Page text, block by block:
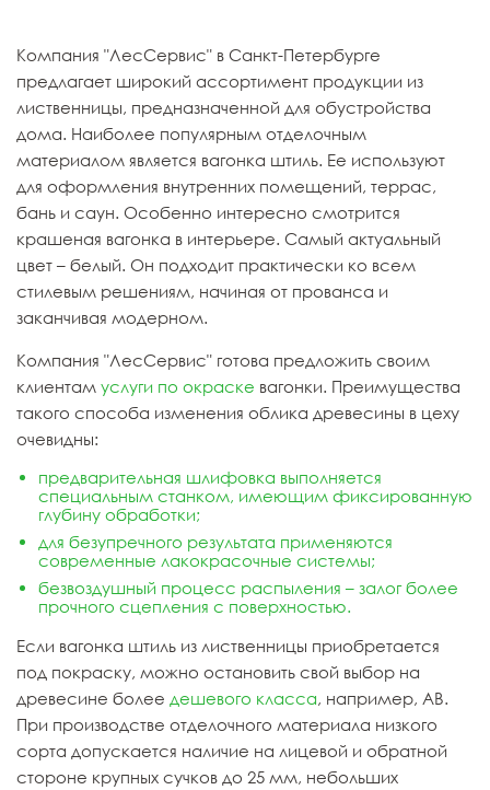
Компания "ЛесСервис" в Санкт-Петербурге
предлагает широкий ассортимент продукции из
лиственницы, предназначенной для обустройства
дома. Наиболее популярным отделочным
материалом является вагонка штиль. Ее используют
для оформления внутренних помещений, террас,
бань и саун. Особенно интересно смотрится
крашеная вагонка в интерьере. Самый актуальный
цвет – белый. Он подходит практически ко всем
стилевым решениям, начиная от прованса и
заканчивая модерном.
Компания "ЛесСервис" готова предложить своим
клиентам услуги по окраске вагонки. Преимущества
такого способа изменения облика древесины в цеху
очевидны:
предварительная шлифовка выполняется
специальным станком, имеющим фиксированную
глубину обработки;
для безупречного результата применяются
современные лакокрасочные системы;
безвоздушный процесс распыления – залог более
прочного сцепления с поверхностью.
Если вагонка штиль из лиственницы приобретается
под покраску, можно остановить свой выбор на
древесине более дешевого класса, например, AB.
При производстве отделочного материала низкого
сорта допускается наличие на лицевой и обратной
стороне крупных сучков до 25 мм, небольших